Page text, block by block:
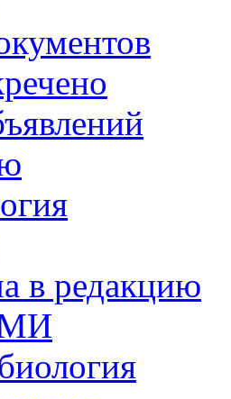
в редакцию